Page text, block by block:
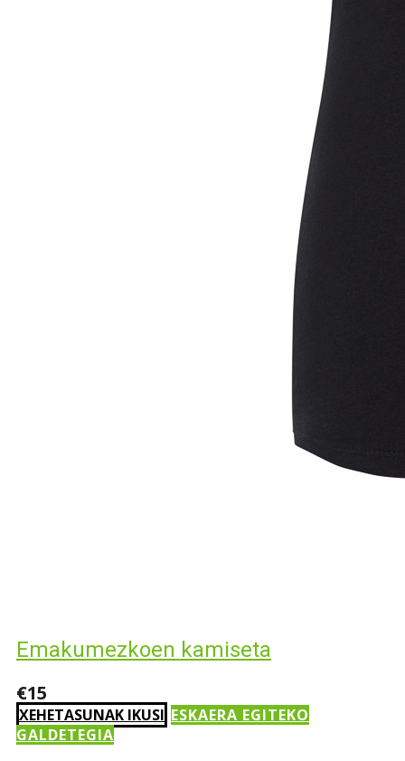
Emakumezkoen kamiseta
€15
XEHETASUNAK IKUSI ESKAERA EGITEKO
GALDETEGIA